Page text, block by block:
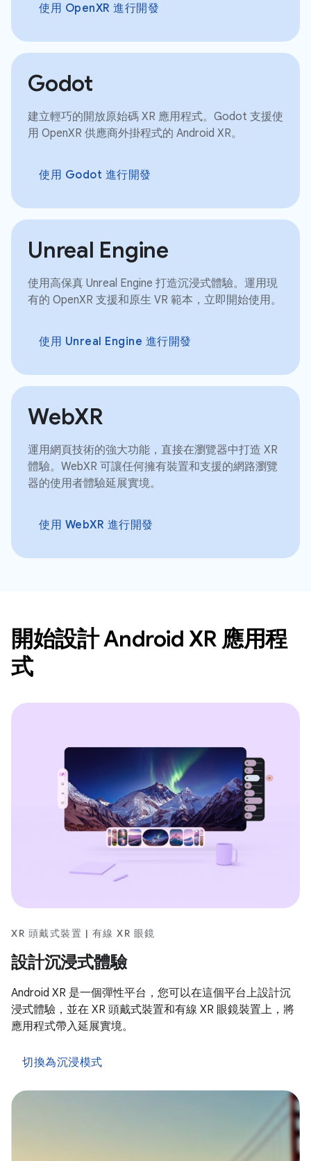
使用 OpenXR 進行開發
Godot
建立輕巧的開放原始碼 XR 應用程式。Godot 支援使
用 OpenXR 供應商外掛程式的 Android XR。
使用 Godot 進行開發
Unreal Engine
使用高保真 Unreal Engine 打造沉浸式體驗。運用現
有的 OpenXR 支援和原生 VR 範本，立即開始使用。
使用 Unreal Engine 進行開發
WebXR
運用網頁技術的強大功能，直接在瀏覽器中打造 XR
體驗。WebXR 可讓任何擁有裝置和支援的網路瀏覽
器的使用者體驗延展實境。
使用 WebXR 進行開發
開始設計 Android XR 應用程
式
XR 頭戴式裝置 | 有線 XR 眼鏡
設計沉浸式體驗
Android XR 是一個彈性平台，您可以在這個平台上設計沉
浸式體驗，並在 XR 頭戴式裝置和有線 XR 眼鏡裝置上，將
應用程式帶入延展實境。
切換為沉浸模式